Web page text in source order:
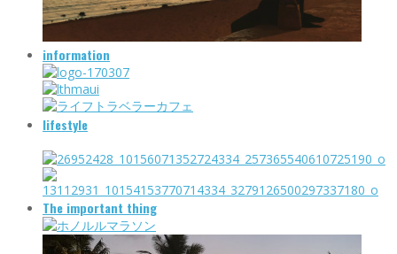
information
lifestyle
The important thing